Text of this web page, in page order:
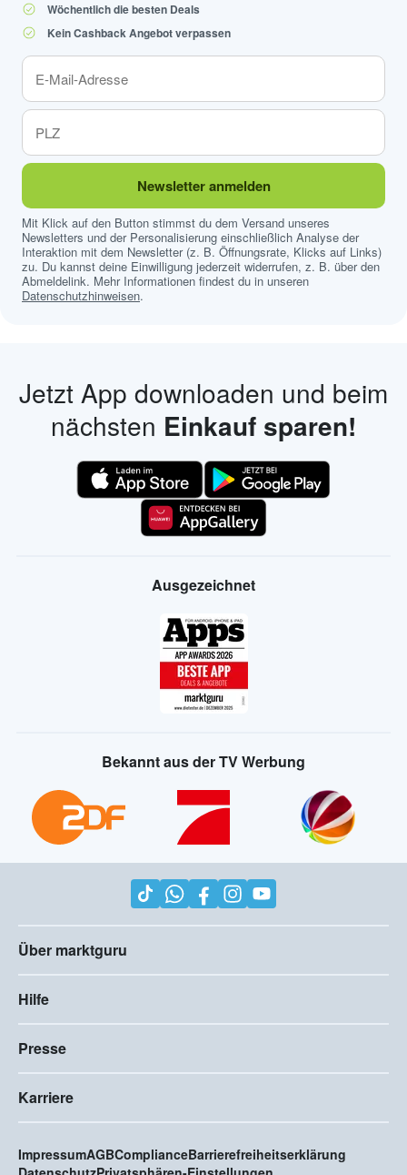
Wöchentlich die besten Deals
Kein Cashback Angebot verpassen
Newsletter anmelden
Mit Klick auf den Button stimmst du dem Versand unseres
Newsletters und der Personalisierung einschließlich Analyse der
Interaktion mit dem Newsletter (z. B. Öffnungsrate, Klicks auf Links)
zu. Du kannst deine Einwilligung jederzeit widerrufen, z. B. über den
Abmeldelink. Mehr Informationen findest du in unseren
Datenschutzhinweisen.
Jetzt App downloaden und beim
nächsten Einkauf sparen!
Ausgezeichnet
Bekannt aus der TV Werbung
Über marktguru
Hilfe
Presse
Karriere
ImpressumAGBComplianceBarrierefreiheitserklärung